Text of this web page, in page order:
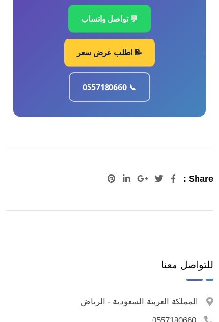
💬 تواصل واتساب
📝 اطلب عرض سعر
📞 0557180660
Share :
Google+
LinkedIn
Pinterest
للتواصل معنا
المملكة العربية السعودية - الرياض
0557180660